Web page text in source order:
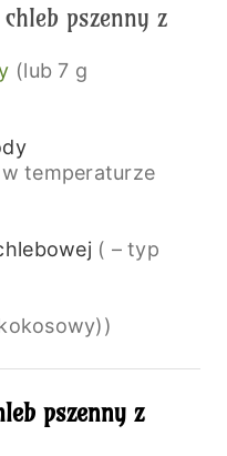
pszenny z
(lub 7 g
w temperaturze
( – typ
pszenny z